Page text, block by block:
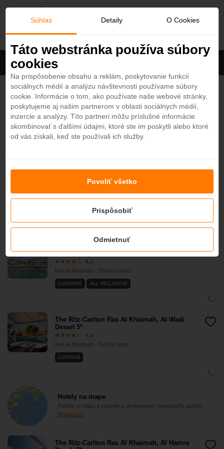
ú
Ras Al Khaimah
Filter
Zobrazených 6z 17 hotelov Zobraziť všetky
The Cove Rotana Resort 5*
4
Ras Al Khaimah - Plážový hotel
Rixos Al Mairid Ras Al Khaimah 5*
ALL INCLUSIVE KRÁSNA PLÁŽ
7 nocí / ultra all inclusive od 1316€
Resort & Spa 5*
4,3
Ras Al Khaimah - Plážový hotel
LUXUSNÝ ALL INCLUSIVE
The Ritz-Carlton Ras Al Khaimah, Al Wadi
Desert 5*
4,4
Ras Al Khaimah - Púštny hotel
LUXUSNÍ
Hotely na mape
Pozrite si mapu a vyberte si preferovaný hotel podľa polohy.
Zobraziť
The Ritz-Carlton Ras Al Khaimah, Al Hamra
Súhlas Detaily O Cookies
Táto webstránka používa súbory
cookies
Na prispôsobenie obsahu a reklám, poskytovanie funkcií
sociálnych médií a analýzu návštevnosti používame súbory
cookie. Informácie o tom, ako používate naše webové stránky,
poskytujeme aj našim partnerom v oblasti sociálnych médií,
inzercie a analýzy. Títo partneri môžu príslušné informácie
skombinovať s ďalšími údajmi, ktoré ste im poskytli alebo ktoré
od vás získali, keď ste používali ich služby.
Odmietnuť
Prispôsobiť
Povoliť všetko